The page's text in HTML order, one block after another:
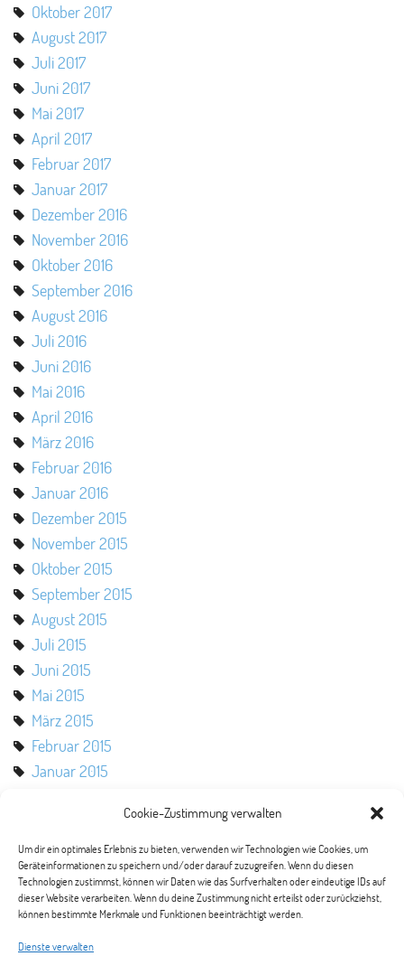
Cookie-Zustimmung verwalten
Um dir ein optimales Erlebnis zu bieten, verwenden wir Technologien wie Cookies, um
Geräteinformationen zu speichern und/oder darauf zuzugreifen. Wenn du diesen
Technologien zustimmst, können wir Daten wie das Surfverhalten oder eindeutige IDs auf
dieser Website verarbeiten. Wenn du deine Zustimmung nicht erteilst oder zurückziehst,
können bestimmte Merkmale und Funktionen beeinträchtigt werden.
Dienste verwalten
Oktober 2017
August 2017
Juli 2017
Juni 2017
Mai 2017
April 2017
Februar 2017
Januar 2017
Dezember 2016
November 2016
Oktober 2016
September 2016
August 2016
Juli 2016
Juni 2016
Mai 2016
April 2016
März 2016
Februar 2016
Januar 2016
Dezember 2015
November 2015
Oktober 2015
September 2015
August 2015
Juli 2015
Juni 2015
Mai 2015
März 2015
Februar 2015
Januar 2015
Mai 2014
März 2014
Februar 2014
Januar 2014
November 2013